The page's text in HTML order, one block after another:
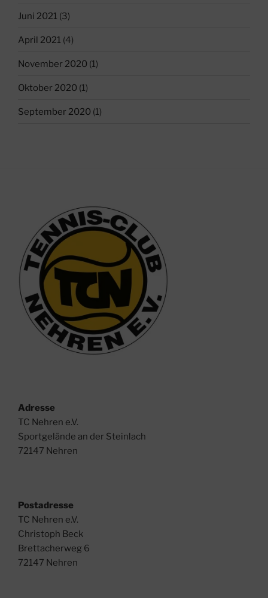
Juni 2021 (3)
April 2021 (4)
November 2020 (1)
Oktober 2020 (1)
September 2020 (1)
Adresse
TC Nehren e.V.
Sportgelände an der Steinlach
72147 Nehren
Postadresse
TC Nehren e.V.
Christoph Beck
Brettacherweg 6
72147 Nehren